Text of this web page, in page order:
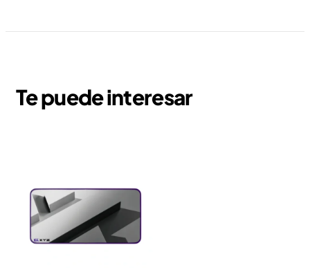
Te puede interesar